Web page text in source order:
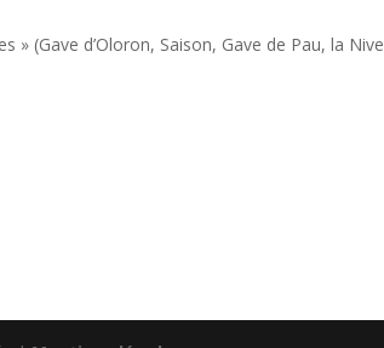
(Gave d’Oloron, Saison, Gave de Pau, la